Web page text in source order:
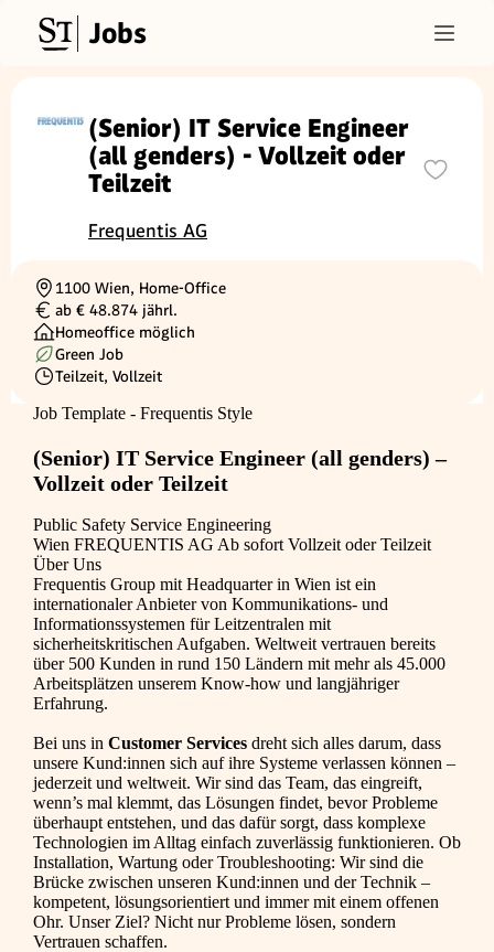
Jobs
(Senior) IT Service Engineer
(all genders) - Vollzeit oder
Teilzeit
Frequentis AG
Ortschaft
1100 Wien, Home-Office
Gehalt
ab € 48.874 jährl.
Homeoffice möglich
Green Job
Beschäftigungsart
Teilzeit, Vollzeit
Job Template - Frequentis Style
(Senior) IT Service Engineer (all genders) –
Vollzeit oder Teilzeit
Public Safety Service Engineering
Wien FREQUENTIS AG Ab sofort Vollzeit oder Teilzeit
Über Uns
Frequentis Group mit Headquarter in Wien ist ein
internationaler Anbieter von Kommunikations- und
Informationssystemen für Leitzentralen mit
sicherheitskritischen Aufgaben. Weltweit vertrauen bereits
über 500 Kunden in rund 150 Ländern mit mehr als 45.000
Arbeitsplätzen unserem Know-how und langjähriger
Erfahrung.
Bei uns in Customer Services dreht sich alles darum, dass
unsere Kund:innen sich auf ihre Systeme verlassen können –
jederzeit und weltweit. Wir sind das Team, das eingreift,
wenn’s mal klemmt, das Lösungen findet, bevor Probleme
überhaupt entstehen, und das dafür sorgt, dass komplexe
Technologien im Alltag einfach zuverlässig funktionieren. Ob
Installation, Wartung oder Troubleshooting: Wir sind die
Brücke zwischen unseren Kund:innen und der Technik –
kompetent, lösungsorientiert und immer mit einem offenen
Ohr. Unser Ziel? Nicht nur Probleme lösen, sondern
Vertrauen schaffen.